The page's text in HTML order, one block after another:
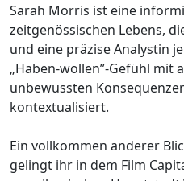
Sarah Morris ist eine
zeitgenössischen Lebens,
und eine präzise Analystin
„Haben-wollen”-Gefühl mit
unbewussten
kontextualisiert.
Ein vollkommen anderer
gelingt ihr in dem Film